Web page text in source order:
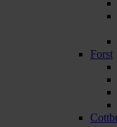
Forst